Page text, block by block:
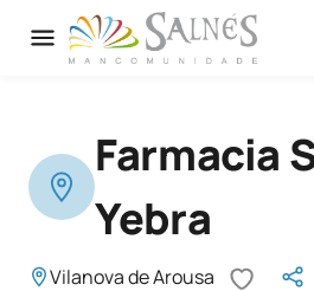
Farmacia
Yebra
Vilanova de Arousa